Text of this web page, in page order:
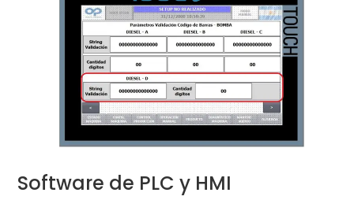
Software de PLC y HMI